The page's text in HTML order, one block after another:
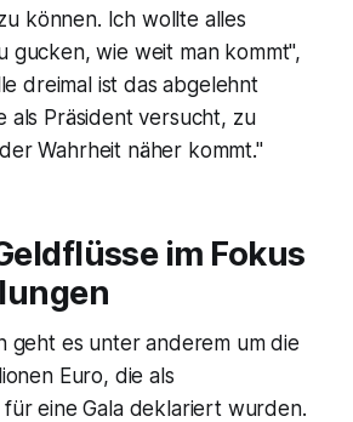
können. Ich wollte alles
gucken, wie weit man kommt",
dreimal ist das abgelehnt
als Präsident versucht, zu
Wahrheit näher kommt."
im Fokus
geht es unter anderem um die
Euro, die als
für eine Gala deklariert wurden.